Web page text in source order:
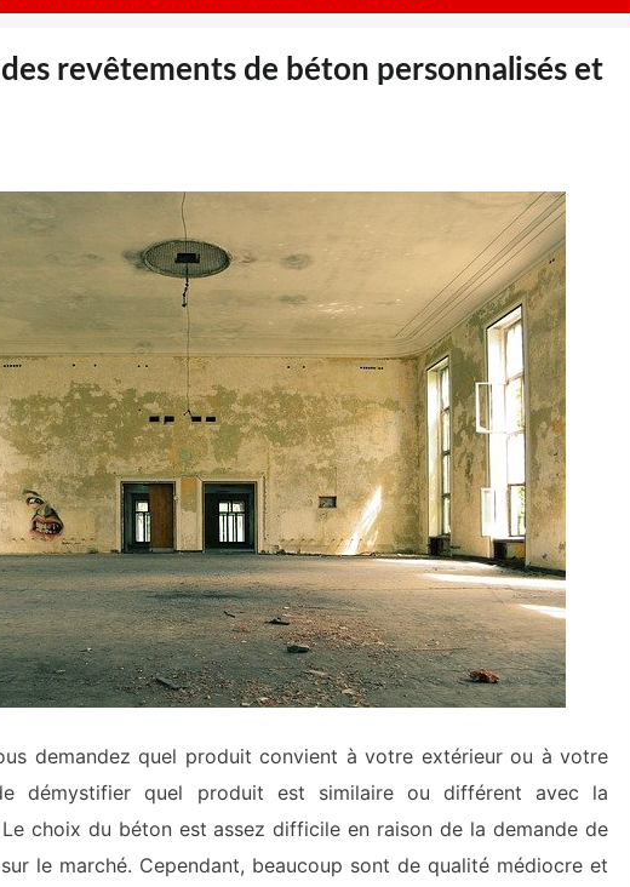
revêtements de béton personnalisés et
demandez quel produit convient à votre extérieur ou à votre
démystifier quel produit est similaire ou différent avec la
choix du béton est assez difficile en raison de la demande de
le marché. Cependant, beaucoup sont de qualité médiocre et